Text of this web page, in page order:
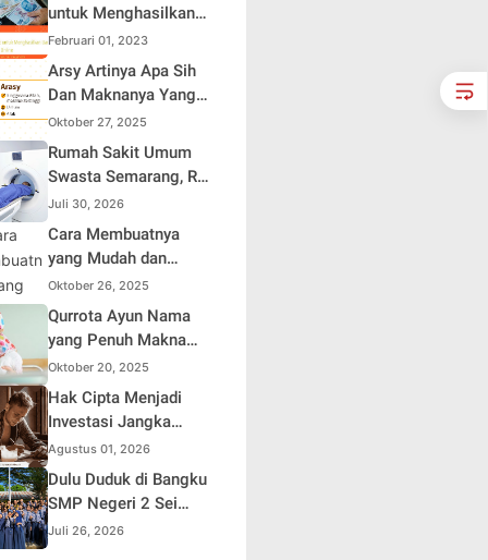
untuk Menghasilkan
Uang Online
Februari 01, 2023
Arsy Artinya Apa Sih
Dan Maknanya Yang
Mendalam
Oktober 27, 2025
Rumah Sakit Umum
Swasta Semarang, RS
Samsoe Hidajat
Perluas Layanan
Kesehatan
Juli 30, 2026
Cara Membuatnya
yang Mudah dan
Efisien untuk Pemula
Oktober 26, 2025
Qurrota Ayun Nama
yang Penuh Makna
dalam Kehidupan
Muslim Indonesia
Oktober 20, 2025
Hak Cipta Menjadi
Investasi Jangka
Panjang bagi Penulis
Buku
Agustus 01, 2026
Dulu Duduk di Bangku
SMP Negeri 2 Sei
Rampah, Kini Penulis
Juli 26, 2026